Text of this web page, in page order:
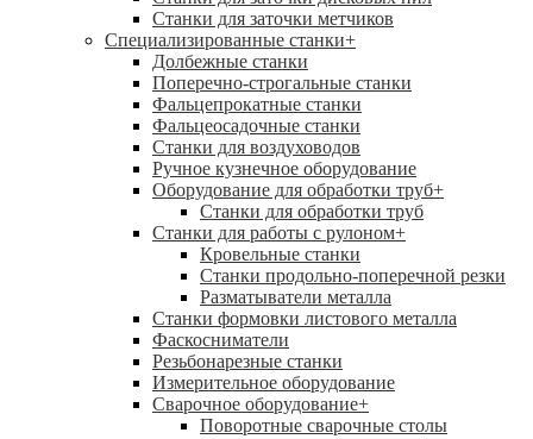
Станки для заточки метчиков
Специализированные станки+
Долбежные станки
Поперечно-строгальные станки
Фальцепрокатные станки
Фальцеосадочные станки
Станки для воздуховодов
Ручное кузнечное оборудование
Оборудование для обработки труб+
Станки для обработки труб
Станки для работы с рулоном+
Кровельные станки
Станки продольно-поперечной резки
Разматыватели металла
Станки формовки листового металла
Фаскосниматели
Резьбонарезные станки
Измерительное оборудование
Сварочное оборудование+
Поворотные сварочные столы